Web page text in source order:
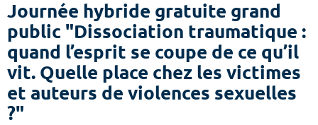
Journée hybride gratuite grand
public "Dissociation traumatique :
quand l’esprit se coupe de ce qu’il
vit. Quelle place chez les victimes
et auteurs de violences sexuelles
?"